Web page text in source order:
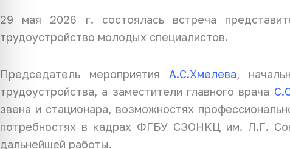
29 мая 2026 г. состоялась встреча
трудоустройство молодых специалистов.
Председатель мероприятия А.С.Хмелева,
трудоустройства, а заместители главного врача
звена и стационара, возможностях
потребностях в кадрах ФГБУ СЗОНКЦ им. Л.Г.
дальнейшей работы.